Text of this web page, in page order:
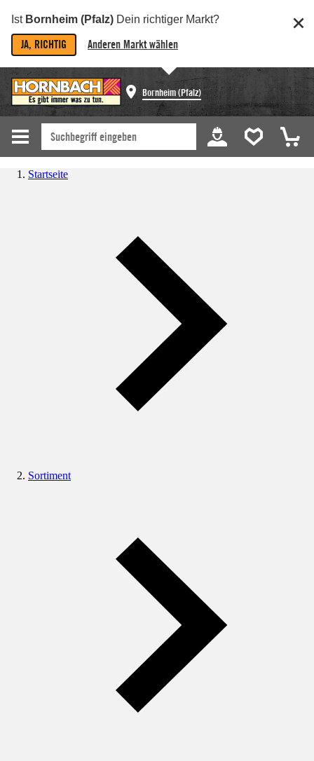
Ist Bornheim (Pfalz) Dein richtiger Markt?
JA, RICHTIG Anderen Markt wählen
Bornheim (Pfalz)
Startseite
Sortiment